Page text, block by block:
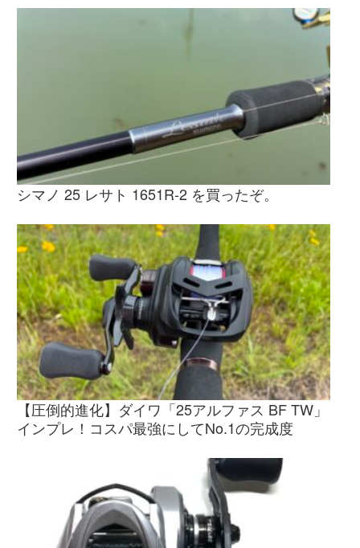
シマノ 25 レサト 1651R-2 を買ったぞ。
【圧倒的進化】ダイワ「25アルファス BF TW」
インプレ！コスパ最強にしてNo.1の完成度